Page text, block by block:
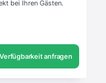
bei Ihren Gästen.
anfragen